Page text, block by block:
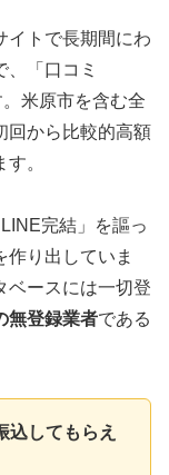
イトで長期間にわ
「口コミ
米原市を含む全
回から比較的高額
。
完結」を謳っ
作り出していま
ベースには一切登
無登録業者である
込してもらえ